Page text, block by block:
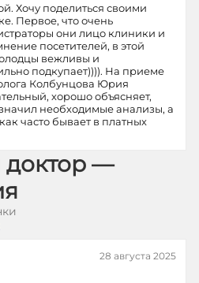
Хочу поделиться своими
Первое, что очень
они лицо клиники и
посетителей, в этой
вежливы и
подкупает)))). На приеме
Колбунцова Юрия
хорошо объясняет,
необходимые анализы, а
часто бывает в платных
доктор —
28 августа 2025